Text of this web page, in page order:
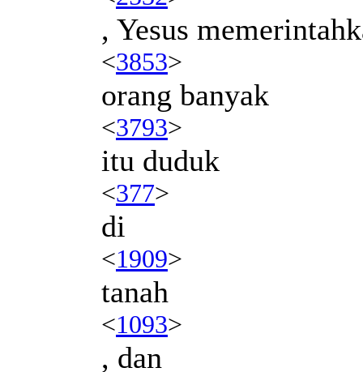
, Yesus
<3853>
orang banyak
<3793>
itu duduk
<377>
di
<1909>
tanah
<1093>
, dan